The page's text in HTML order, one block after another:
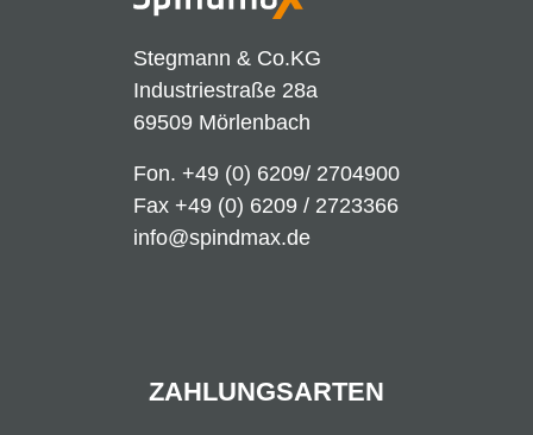
Stegmann & Co.KG
Industriestraße 28a
69509 Mörlenbach
Fon. +49 (0) 6209/ 2704900
Fax +49 (0) 6209 / 2723366
info@spindmax.de
ZAHLUNGSARTEN